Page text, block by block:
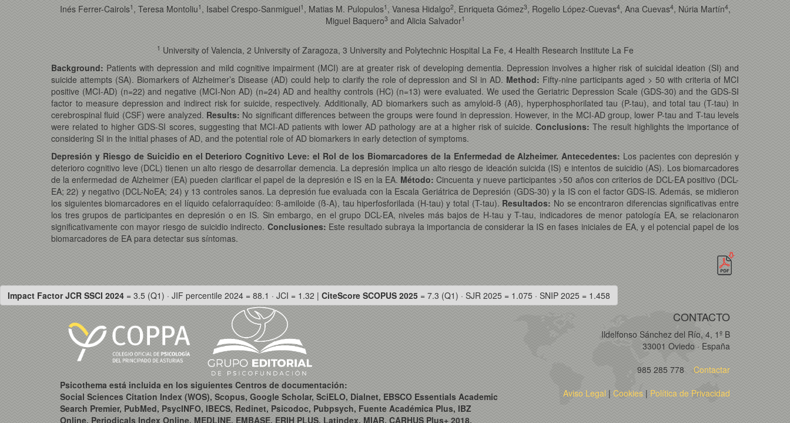
Inés Ferrer-Cairols1 , Teresa Montoliu1 , Isabel Crespo-Sanmiguel1 , Matias M. Pulopulos1 , Vanesa Hidalgo2, Enriqueta Gómez3, Rogelio López-Cuevas4, Ana Cuevas4, Núria Martín4,
Miguel Baquero3and Alicia Salvador1
1 University of Valencia, 2 University of Zaragoza, 3 University and Polytechnic Hospital La Fe, 4 Health Research Institute La Fe
Background: Patients with depression and mild cognitive impairment (MCI) are at greater risk of developing dementia. Depression involves a higher risk of suicidal ideation (SI) and
suicide attempts (SA). Biomarkers of Alzheimer’s Disease (AD) could help to clarify the role of depression and SI in AD.Method: Fifty-nine participants aged > 50 with criteria of MCI
positive (MCI-AD) (n=22) and negative (MCI-Non AD) (n=24) AD and healthy controls (HC) (n=13) were evaluated. We used the Geriatric Depression Scale (GDS-30) and the GDS-SI
factor to measure depression and indirect risk for suicide, respectively. Additionally, AD biomarkers such as amyloid-ß (Aß), hyperphosphorilated tau (P-tau), and total tau (T-tau) in
cerebrospinal fluid (CSF) were analyzed. Results: No significant differences between the groups were found in depression. However, in the MCI-AD group, lower P-tau and T-tau levels
were related to higher GDS-SI scores, suggesting that MCI-AD patients with lower AD pathology are at a higher risk of suicide.Conclusions: The result highlights the importance of
considering SI in the initial phases of AD, and the potential role of AD biomarkers in early detection of symptoms.
Depresión y Riesgo de Suicidio en el Deterioro Cognitivo Leve: el Rol de los Biomarcadores de la Enfermedad de Alzheimer. Antecedentes: Los pacientes con depresión y
deterioro cognitivo leve (DCL) tienen un alto riesgo de desarrollar demencia. La depresión implica un alto riesgo de ideación suicida (IS) e intentos de suicidio (AS). Los biomarcadores
de la enfermedad de Alzheimer (EA) pueden clarificar el papel de la depresión e IS en la EA.Método: Cincuenta y nueve participantes >50 años con criterios de DCL-EA positivo (DCL-
EA; 22) y negativo (DCL-NoEA; 24) y 13 controles sanos. La depresión fue evaluada con la Escala Geriátrica de Depresión (GDS-30) y la IS con el factor GDS-IS. Además, se midieron
los siguientes biomarcadores en el líquido cefalorraquídeo: ß-amiloide (ß-A), tau hiperfosforilada (H-tau) y total (T-tau). Resultados: No se encontraron diferencias significativas entre
los tres grupos de participantes en depresión o en IS. Sin embargo, en el grupo DCL-EA, niveles más bajos de H-tau y T-tau, indicadores de menor patología EA, se relacionaron
significativamente con mayor riesgo de suicidio indirecto. Conclusiones: Este resultado subraya la importancia de considerar la IS en fases iniciales de EA, y el potencial papel de los
biomarcadores de EA para detectar sus síntomas.
Impact Factor JCR SSCI 2024 = 3.5 (Q1) · JIF percentile 2024 = 88.1 · JCI = 1.32 | CiteScore SCOPUS 2025 = 7.3 (Q1) · SJR 2025 = 1.075 · SNIP 2025 = 1.458
Psicothema está incluida en los siguientes Centros de documentación:
Social Sciences Citation Index (WOS), Scopus, Google Scholar, SciELO, Dialnet, EBSCO Essentials Academic
Search Premier, PubMed, PsycINFO, IBECS, Redinet, Psicodoc, Pubpsych, Fuente Académica Plus, IBZ
Online, Periodicals Index Online, MEDLINE, EMBASE, ERIH PLUS, Latindex, MIAR, CARHUS Plus+ 2018,
CONTACTO
Ildelfonso Sánchez del Río, 4, 1º B
33001 Oviedo · España
985 285 778 Contactar
Aviso Legal | Cookies | Política de Privacidad